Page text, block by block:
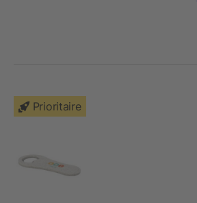
Prioritaire